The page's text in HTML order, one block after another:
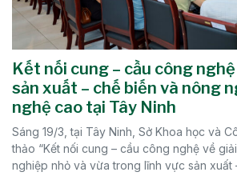
Kết nối cung – cầu công
sản xuất – chế biến và nông
nghệ cao tại Tây Ninh
Sáng 19/3, tại Tây Ninh, Sở Khoa học và
thảo “Kết nối cung – cầu công nghệ về
nghiệp nhỏ và vừa trong lĩnh vực sản xuất